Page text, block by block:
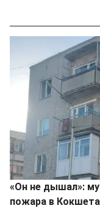
«Он не дышал»:
пожара в